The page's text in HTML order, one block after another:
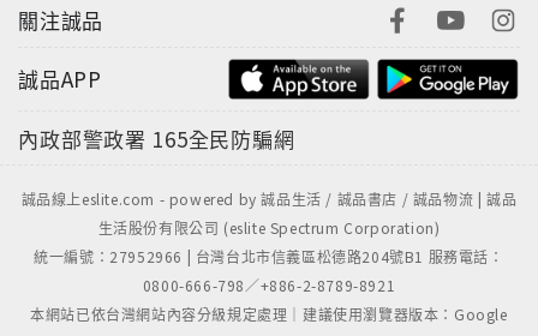
關注誠品
誠品APP
內政部警政署 165全民防騙網
誠品線上eslite.com - powered by 誠品生活 / 誠品書店 / 誠品物流 | 誠品
生活股份有限公司 (eslite Spectrum Corporation)
統一編號：27952966 | 台灣台北市信義區松德路204號B1 服務電話：
0800-666-798／+886-2-8789-8921
本網站已依台灣網站內容分級規定處理｜建議使用瀏覽器版本：Google